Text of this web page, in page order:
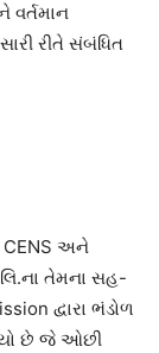
વર્તમાન
રીતે સંબંધિત
CENS અને
તેમના સહ-
દ્વારા ભંડોળ
છે જે ઓછી